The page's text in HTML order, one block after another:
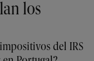
los
del IRS